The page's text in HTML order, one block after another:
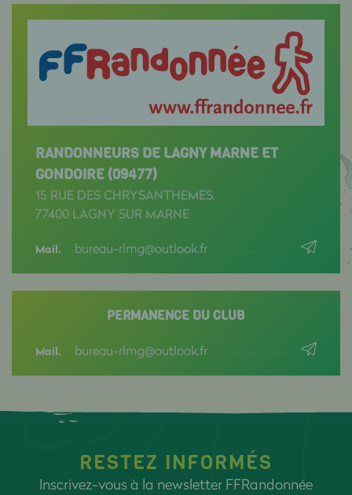
RANDONNEURS DE LAGNY MARNE ET
GONDOIRE (09477)
15 RUE DES CHRYSANTHEMES,
77400 LAGNY SUR MARNE
Mail. bureau-rlmg@outlook.fr
PERMANENCE DU CLUB
Mail. bureau-rlmg@outlook.fr
RESTEZ INFORMÉS
Inscrivez-vous à la newsletter FFRandonnée